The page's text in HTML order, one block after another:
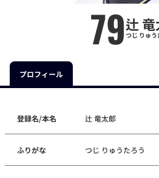
79辻
つじ りゅう
プロフィール
登録名/本名 辻 竜太郎
ふりがな つじ りゅうたろう